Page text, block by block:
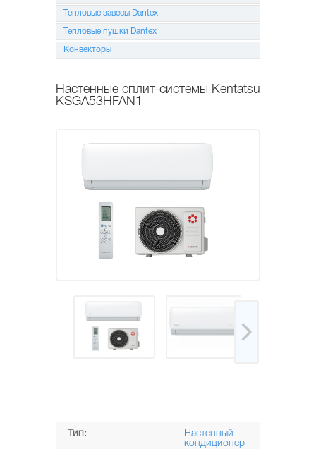
Тепловые завесы Dantex
Тепловые пушки Dantex
Конвекторы
Настенные сплит-системы Kentatsu
KSGA53HFAN1
Тип:
Настенный
кондиционер